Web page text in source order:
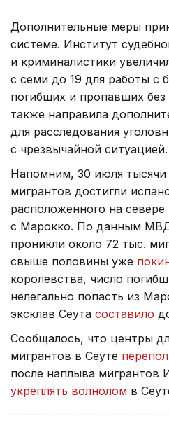
Дополнительные меры
системе. Институт
и криминалистики
с семи до 19 для работы с
погибших и пропавших
также направила
для расследования
с чрезвычайной ситуацией.
Напомним, 30 июля тысячи
мигрантов достигли
расположенного на
с Марокко. По данным
проникли около 72 тыс.
свыше половины уже
королевства, число
нелегально попасть из
эксклав Сеута составило
Сообщалось, что центры
мигрантов в Сеуте
после наплыва мигрантов
укреплять волнолом в